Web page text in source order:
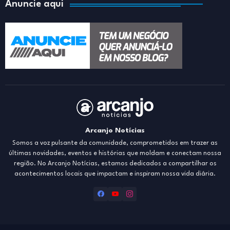
Anuncie aqui
Arcanjo Notícias
Somos a voz pulsante da comunidade, comprometidos em trazer as
últimas novidades, eventos e histórias que moldam e conectam nossa
região. No Arcanjo Notícias, estamos dedicados a compartilhar os
acontecimentos locais que impactam e inspiram nossa vida diária.